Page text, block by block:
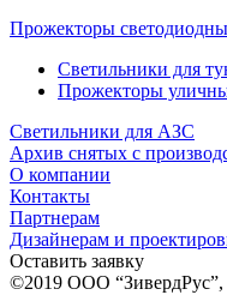
Прожекторы
Светильники для
Прожекторы
Светильники для АЗС
Архив снятых с
О компании
Контакты
Партнерам
Дизайнерам и
Оставить заявку
©2019 ООО